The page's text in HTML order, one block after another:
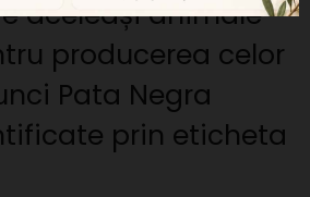
aceleași animale
producerea celor
Pata Negra
prin eticheta